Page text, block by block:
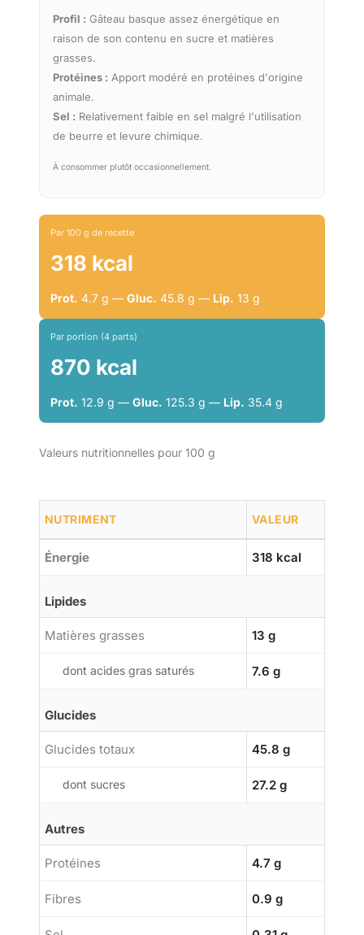
Profil : Gâteau basque assez énergétique en
raison de son contenu en sucre et matières
grasses.
Protéines : Apport modéré en protéines d'origine
animale.
Sel : Relativement faible en sel malgré l'utilisation
de beurre et levure chimique.
À consommer plutôt occasionnellement.
Par 100 g de recette
318 kcal
Prot. 4.7 g — Gluc. 45.8 g — Lip. 13 g
Par portion (4 parts)
870 kcal
Prot. 12.9 g — Gluc. 125.3 g — Lip. 35.4 g
Valeurs nutritionnelles pour 100 g
NUTRIMENT VALEUR
Énergie 318 kcal
Lipides
Matières grasses 13 g
dont acides gras saturés 7.6 g
Glucides
Glucides totaux 45.8 g
dont sucres 27.2 g
Autres
Protéines 4.7 g
Fibres 0.9 g